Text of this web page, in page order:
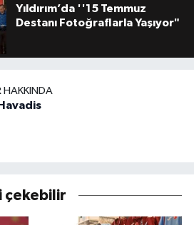
Yıldırım’da ''15 Temmuz
Destanı Fotoğraflarla Yaşıyor"
HAKKINDA
çekebilir